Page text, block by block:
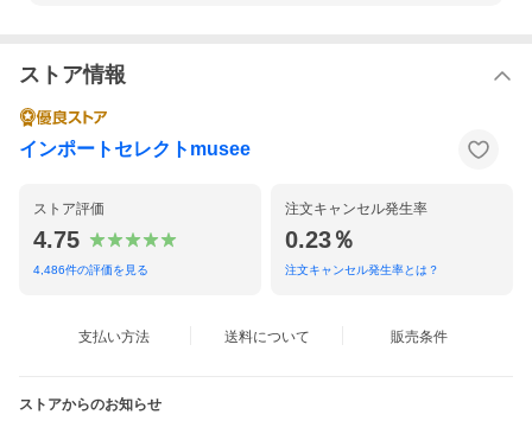
100/BLACK ブラック
素材
表地：ポリアミド91%、ポリウレタン9%
中綿：ダックダウン90%,フェザー10%
⇒ 取り扱いに関するご注意
付属品
ハンガー
ストア情報
インポートセレクトmusee
ストア評価
4.75
4,486件の評価を見る
注文キャンセル発生率
0.23％
注文キャンセル発生率とは？
支払い方法 送料について 販売条件
ストアからのお知らせ